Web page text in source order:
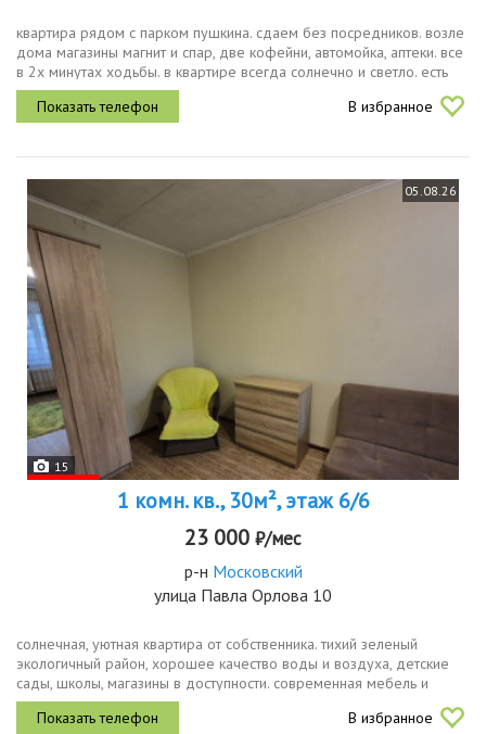
квартира рядом с парком пушкина. сдаем без посредников. возле
дома магазины магнит и спар, две кофейни, автомойка, аптеки. все
в 2х минутах ходьбы. в квартире всегда солнечно и светло. есть
два отличных раскладных спальных места диваны кровати. все...
В избранное
05.08.26
15
1 комн. кв., 30м², этаж 6/6
23 000 ₽/мес
р-н Московский
улица Павла Орлова 10
солнечная, уютная квартира от собственника. тихий зеленый
экологичный район, хорошее качество воды и воздуха, детские
сады, школы, магазины в доступности. современная мебель и
техника, холодильник, микроволновая печь, стиральная машина,
led...
В избранное